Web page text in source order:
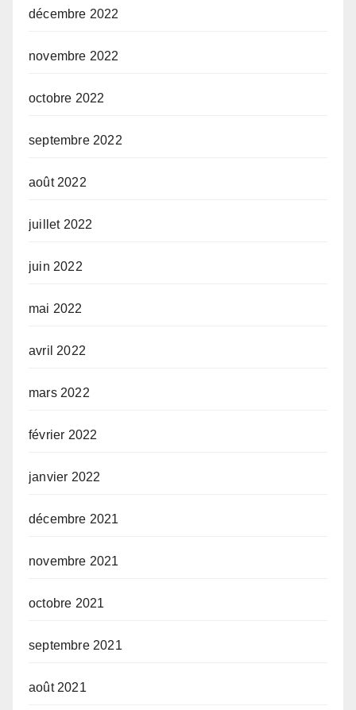
décembre 2022
novembre 2022
octobre 2022
septembre 2022
août 2022
juillet 2022
juin 2022
mai 2022
avril 2022
mars 2022
février 2022
janvier 2022
décembre 2021
novembre 2021
octobre 2021
septembre 2021
août 2021